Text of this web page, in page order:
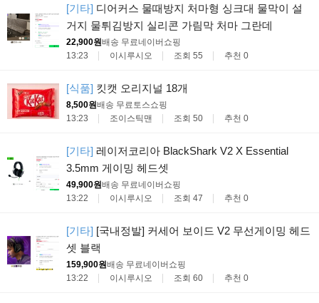
[기타] 디어커스 물때방지 처마형 싱크대 물막이 설
거지 물튀김방지 실리콘 가림막 처마 그란데
22,900원배송 무료네이버쇼핑
13:23
이시루시오 조회 55 추천 0
[식품] 킷캣 오리지널 18개
8,500원배송 무료 토스쇼핑
13:23
조이스틱맨 조회 50 추천 0
[기타] 레이저코리아 BlackShark V2 X Essential
3.5mm 게이밍 헤드셋
49,900원배송 무료네이버쇼핑
13:22
이시루시오 조회 47 추천 0
[기타] [국내정발] 커세어 보이드 V2 무선게이밍 헤드
셋 블랙
159,900원배송 무료네이버쇼핑
13:22
이시루시오 조회 60 추천 0